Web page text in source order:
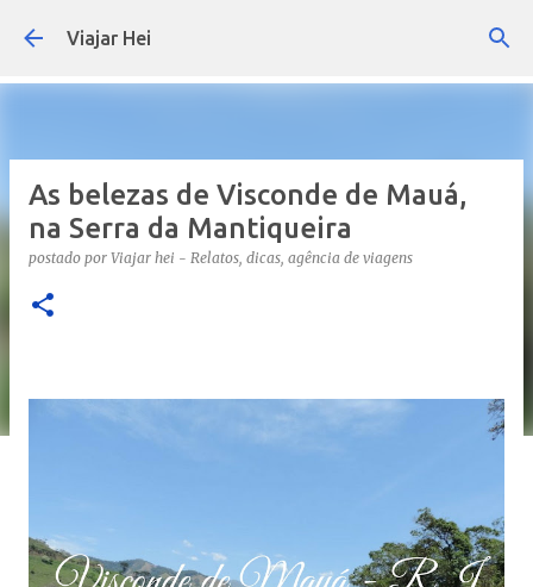
Pular para o conteúdo principal
Viajar Hei
As belezas de Visconde de Mauá,
na Serra da Mantiqueira
postado por Viajar hei - Relatos, dicas, agência de viagens